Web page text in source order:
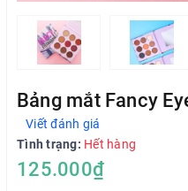
Bảng mắt Fancy
Viết đánh giá
Tình trạng: Hết hàng
125.000₫